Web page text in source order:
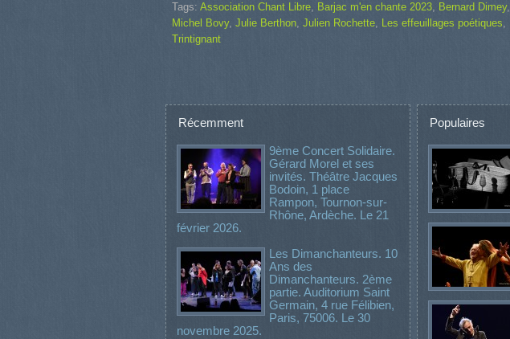
Tags: Association Chant Libre, Barjac m'en chante 2023, Bernard Dimey,
Michel Bovy, Julie Berthon, Julien Rochette, Les effeuillages poétiques,
Trintignant
Récemment
9ème Concert Solidaire.
Gérard Morel et ses
invités. Théâtre Jacques
Bodoin, 1 place
Rampon, Tournon-sur-
Rhône, Ardèche. Le 21
février 2026.
Les Dimanchanteurs. 10
Ans des
Dimanchanteurs. 2ème
partie. Auditorium Saint
Germain, 4 rue Félibien,
Paris, 75006. Le 30
novembre 2025.
Populaires